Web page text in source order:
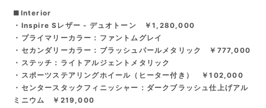
■Interior
・Inspire Sレザー - デュオトーン ￥1,280,000
・プライマリーカラー：ファントムグレイ
・セカンダリーカラー：ブラッシュパールメタリック ￥777,000
・ステッチ：ライトアルジェントメタリック
・スポーツステアリングホイール（ヒーター付き） ￥102,000
・センタースタックフィニッシャー：ダークブラッシュ仕上げアル
ミニウム ￥219,000